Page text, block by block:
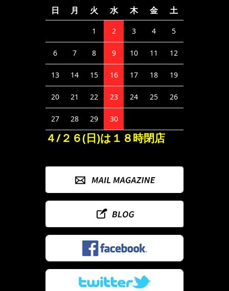
日
月 火 水 木 金 土
1 2 3 4 5
6 7 8 9 10 11 12
13 14 15 16 17 18 19
20 21 22 23 24 25 26
27 28 29 30
４/２６(日)は１８時閉店